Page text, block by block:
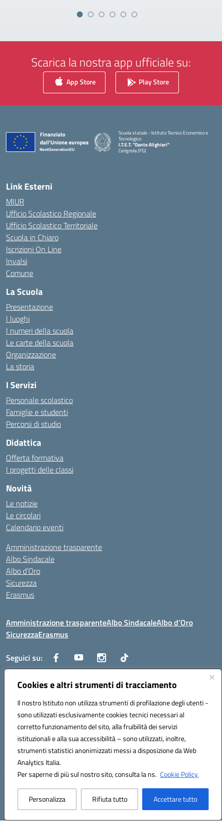
Cookies e altri strumenti di tracciamento
Il nostro Istituto non utilizza strumenti di profilazione degli utenti -
sono utilizzati esclusivamente cookies tecnici necessari al
corretto funzionamento del sito, alla fruibilità dei servizi
istituzionali e alla sua accessibilità – sono utilizzati, inoltre,
strumenti statistici anonimizzati messi a disposizione da Web
Analytics Italia.
Per saperne di più sul nostro sito, consulta la ns. Cookie Policy.
Personalizza Rifiuta tutto Accettare tutto
Scarica la nostra app ufficiale su:
App Store Play Store
Scuola statale - Istituto Tecnico Economico e
Tecnologico
I.T.E.T. "Dante Alighieri"
Cerignola (FG)
— Visita la pagina iniziale della scuola
Link Esterni
MIUR
Ufficio Scolastico Regionale
Ufficio Scolastico Territoriale
Scuola in Chiaro
Iscrizioni On Line
Invalsi
Comune
La Scuola
Presentazione
I luoghi
I numeri della scuola
Le carte della scuola
Organizzazione
La storia
I Servizi
Personale scolastico
Famiglie e studenti
Percorsi di studio
Didattica
Offerta formativa
I progetti delle classi
Novità
Le notizie
Le circolari
Calendario eventi
Amministrazione trasparente
Albo Sindacale
Albo d’Oro
Sicurezza
Erasmus
Amministrazione trasparenteAlbo SindacaleAlbo d’Oro
SicurezzaErasmus
Seguici su:
Centralino:0885.426034 Email:FGTD02000P@istruzione.it
Posta elettronica certificata (PEC):fgtd02000p@pec.istruzione.it
Codice fiscale: 81002930717
Codice meccanografico:FGTD02000P
Codice unico di fatturazione (CUF): UFUN7Y
Hosting & Powered by 3D Solution S.r.l.
Concept & Design by Designers Italia